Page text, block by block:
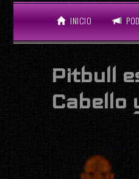
INICIO
Pitbull
Cabello